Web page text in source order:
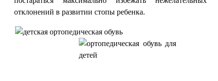
отклонений в развитии стопы ребенка.